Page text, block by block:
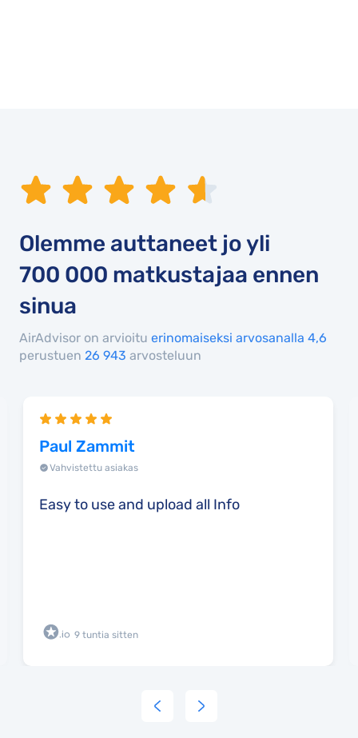
Olemme auttaneet jo yli
700 000 matkustajaa ennen
sinua
AirAdvisor on arvioitu erinomaiseksi arvosanalla 4,6
perustuen 26 943 arvosteluun
Paul Zammit
Vahvistettu asiakas
Easy to use and upload all Info
9 tuntia sitten